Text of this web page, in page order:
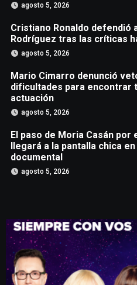
agosto 5, 2026
Cristiano Ronaldo defendió
Rodríguez tras las críticas
agosto 5, 2026
Mario Cimarro denunció
dificultades para encontrar
actuación
agosto 5, 2026
El paso de Moria Casán por
llegará a la pantalla chica
documental
agosto 5, 2026